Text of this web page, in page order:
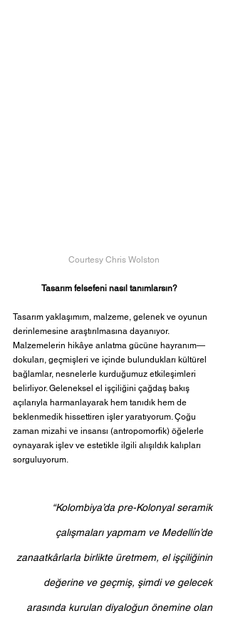
Courtesy Chris Wolston
Tasarım felsefeni nasıl tanımlarsın?
Tasarım yaklaşımım, malzeme, gelenek ve oyunun
derinlemesine araştırılmasına dayanıyor.
Malzemelerin hikâye anlatma gücüne hayranım—
dokuları, geçmişleri ve içinde bulundukları kültürel
bağlamlar, nesnelerle kurduğumuz etkileşimleri
belirliyor. Geleneksel el işçiliğini çağdaş bakış
açılarıyla harmanlayarak hem tanıdık hem de
beklenmedik hissettiren işler yaratıyorum. Çoğu
zaman mizahi ve insansı (antropomorfik) öğelerle
oynayarak işlev ve estetikle ilgili alışıldık kalıpları
sorguluyorum.
“Kolombiya’da pre-Kolonyal seramik
çalışmaları yapmam ve Medellín’de
zanaatkârlarla birlikte üretmem, el işçiliğinin
değerine ve geçmiş, şimdi ve gelecek
arasında kurulan diyaloğun önemine olan